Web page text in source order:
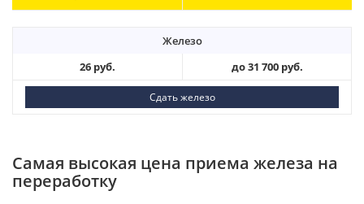
Железо
26 руб.
до 31 700 руб.
Сдать железо
Самая высокая цена приема железа на
переработку